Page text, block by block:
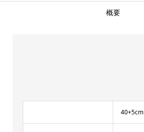
概要
40+5cm